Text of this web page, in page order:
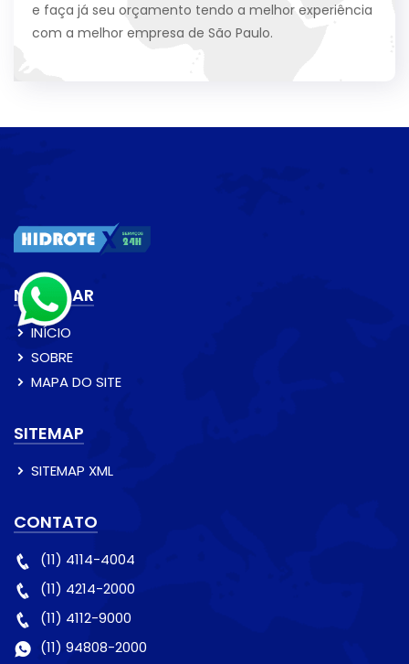
e faça já seu orçamento tendo a melhor experiência
com a melhor empresa de São Paulo.
NAVEGAR
INÍCIO
SOBRE
MAPA DO SITE
SITEMAP
SITEMAP XML
CONTATO
(11) 4114-4004
(11) 4214-2000
(11) 4112-9000
(11) 94808-2000